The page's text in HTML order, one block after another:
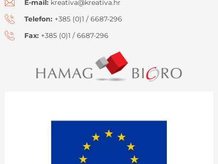
E-mail: kreativa@kreativa.hr
Telefon: +385 (0)1 / 6687-296
Fax: +385 (0)1 / 6687-296